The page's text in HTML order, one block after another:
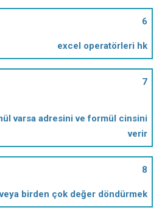
6
excel operatörleri hk
7
varsa adresini ve formül cinsini
verir
8
birden çok değer döndürmek